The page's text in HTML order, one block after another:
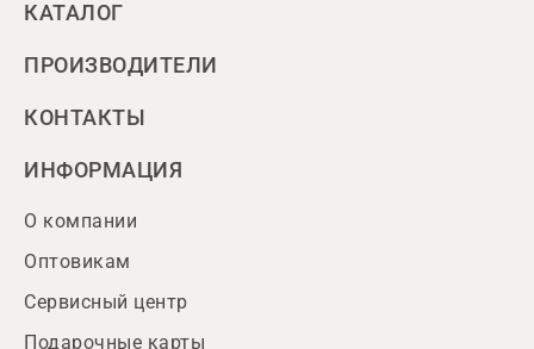
КАТАЛОГ
ПРОИЗВОДИТЕЛИ
КОНТАКТЫ
ИНФОРМАЦИЯ
О компании
Оптовикам
Сервисный центр
Подарочные карты